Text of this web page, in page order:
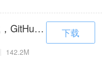
GitHub官方开源编辑
142.2M
下载